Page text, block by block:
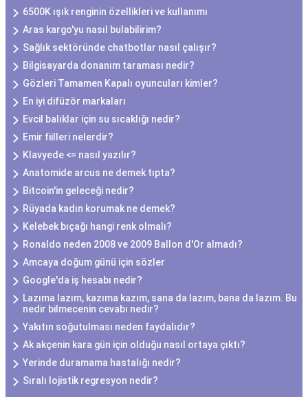
6500K ışık renginin özellikleri ve kullanımı
Aras kargo'yu nasıl bulabilirim?
Sağlık sektöründe chatbotlar nasıl çalışır?
Bilgisayarda donanım taraması nedir?
Gözleri Tamamen Kapalı oyuncuları kimler?
En iyi difüzör markaları
Evcil balıklar için su sıcaklığı nedir?
Emir fiilleri nelerdir?
Klavyede <= nasıl yazılır?
Anatomide arcus ne demek tıpta?
Bitcoin'in geleceği nedir?
Rüyada kadın korumak ne demek?
Kelebek bıçağı hangi renk olmalı?
Ronaldo neden 2008 ve 2009 Ballon d'Or almadı?
Amcaya doğum günü için sözler
Google'da iş hesabı nedir?
Lazıma lazım, kazıma kazım, sana da lazım, bana da lazım. Bu
nedir bilmecenin cevabı nedir?
Yakıtın soğutulması neden faydalıdır?
Ak akçenin kara gün için olduğu nasıl ortaya çıktı?
Yerinde duramama hastalığı nedir?
Sıralı lojistik regresyon nedir?